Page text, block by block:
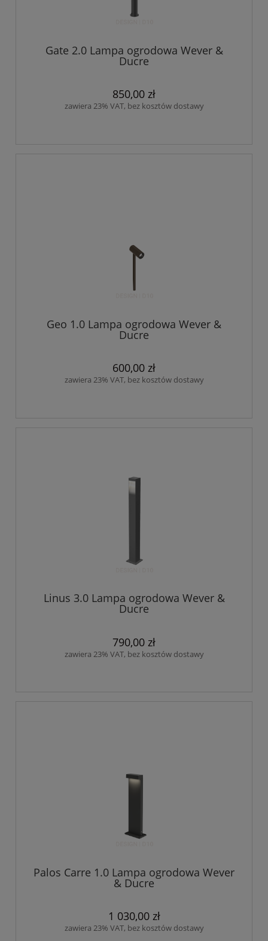
Gate 2.0 Lampa ogrodowa Wever &
Ducre
850,00 zł
zawiera 23% VAT, bez kosztów dostawy
Geo 1.0 Lampa ogrodowa Wever &
Ducre
600,00 zł
zawiera 23% VAT, bez kosztów dostawy
Linus 3.0 Lampa ogrodowa Wever &
Ducre
790,00 zł
zawiera 23% VAT, bez kosztów dostawy
Palos Carre 1.0 Lampa ogrodowa Wever
& Ducre
1 030,00 zł
zawiera 23% VAT, bez kosztów dostawy